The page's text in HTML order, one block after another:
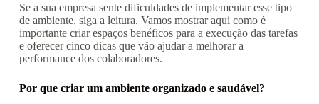
Se a sua empresa sente dificuldades de implementar esse tipo
de ambiente, siga a leitura. Vamos mostrar aqui como é
importante criar espaços benéficos para a execução das tarefas
e oferecer cinco dicas que vão ajudar a melhorar a
performance dos colaboradores.
Por que criar um ambiente organizado e saudável?